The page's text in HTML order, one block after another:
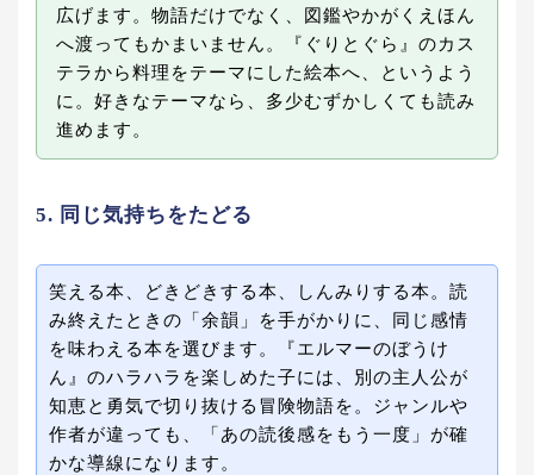
広げます。物語だけでなく、図鑑やかがくえほん
へ渡ってもかまいません。『ぐりとぐら』のカス
テラから料理をテーマにした絵本へ、というよう
に。好きなテーマなら、多少むずかしくても読み
進めます。
5. 同じ気持ちをたどる
笑える本、どきどきする本、しんみりする本。読
み終えたときの「余韻」を手がかりに、同じ感情
を味わえる本を選びます。『エルマーのぼうけ
ん』のハラハラを楽しめた子には、別の主人公が
知恵と勇気で切り抜ける冒険物語を。ジャンルや
作者が違っても、「あの読後感をもう一度」が確
かな導線になります。